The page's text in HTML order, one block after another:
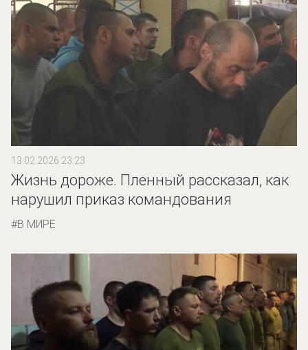
13.02.2026 23:23
Жизнь дороже. Пленный рассказал, как
нарушил приказ командования
В МИРЕ